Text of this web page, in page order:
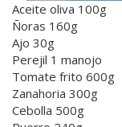
Aceite oliva 100g
Ñoras 160g
Ajo 30g
Perejil 1 manojo
Tomate frito 600g
Zanahoria 300g
Cebolla 500g